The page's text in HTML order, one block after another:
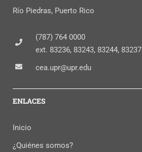
Río Piedras, Puerto Rico
(787) 764 0000
ext. 83236, 83243, 83244, 83237
cea.upr@upr.edu
ENLACES
Inicio
¿Quiénes somos?